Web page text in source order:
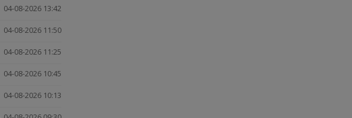
04-08-2026 13:42
04-08-2026 11:50
04-08-2026 11:25
04-08-2026 10:45
04-08-2026 10:13